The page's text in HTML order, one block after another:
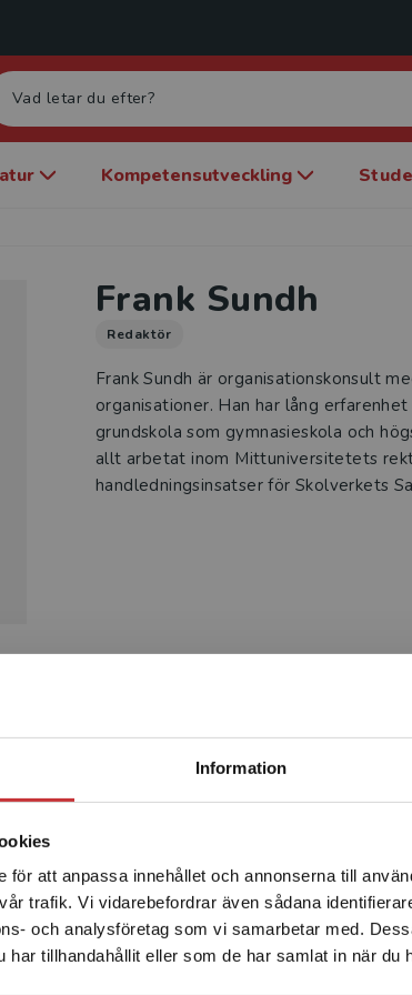
Information
för att anpassa innehållet och annonserna till
trafik. Vi vidarebefordrar även sådana
och analysföretag som vi samarbetar med.
har tillhandahållit eller som de har samlat in när du
Begränsad fraktregion
Det verkar som att du besöker
enhet utanför Sverige. Vi erbjuder inte leveranser
Sverige. För att kunna slutföra ett köp måste
leveransadressen vara i Sverige.Läs mer
Kompetensutveckling
Frank Sundh
Redaktör
Frank Sundh är organisationskonsult
organisationer. Han har lång
grundskola som gymnasieskola och
allt arbetat inom Mittuniversitetets
handledningsinsatser för Skolverkets
Produkter